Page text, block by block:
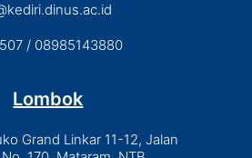
/ 08985143880
Lombok
Grand Linkar 11-12, Jalan